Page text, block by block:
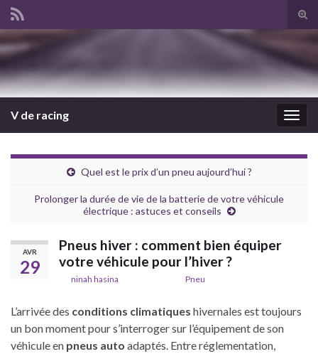
V de racing
Quel est le prix d’un pneu aujourd’hui ?
Prolonger la durée de vie de la batterie de votre véhicule
électrique : astuces et conseils
AVR
29
Pneus hiver : comment bien équiper
votre véhicule pour l’hiver ?
ninah hasina Pneu
L’arrivée des conditions climatiques hivernales est toujours
un bon moment pour s’interroger sur l’équipement de son
véhicule en pneus auto adaptés. Entre réglementation,